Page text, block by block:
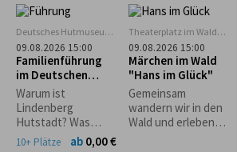
"Guni´s Panificio"
Waldfest ein und
freuen uns auf
euren zahlreichen
Besuch! Eure
Musikkapelle
Grünenbach
Deutsches Hutmuseum,
Lindenberg
09.08.2026 15:00
Familienführung
im Deutschen
Hutmuseum
Warum ist
Lindenberg
Hutstadt? Was
haben denn
10+ Plätze ab 0,00 €
Theaterplatz im Wald
bei Grünenbach
09.08.2026 15:00
Märchen im Wald
"Hans im Glück"
Gemeinsam
wandern wir in den
Wald und erleben